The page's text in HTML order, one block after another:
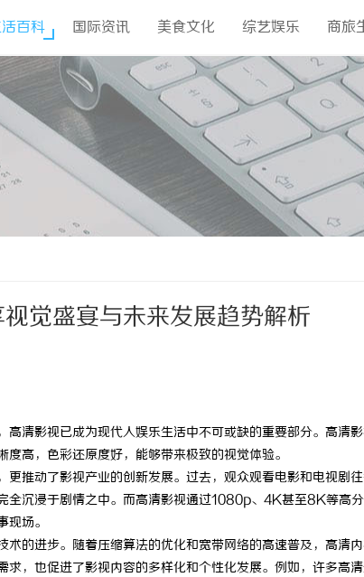
百科 国际资讯 美食文化 综艺娱乐 商旅
觉盛宴与未来发展趋势解析
高清影视已成为现代人娱乐生活中不可或缺的重要部分。高清
高，色彩还原度好，能够带来极致的视觉体验。
更推动了影视产业的创新发展。过去，观众观看电影和电视剧
全沉浸于剧情之中。而高清影视通过1080p、4K甚至8K等高
场。
术的进步。随着压缩算法的优化和宽带网络的高速普及，高清
求，也促进了影视内容的多样化和个性化发展。例如，许多高